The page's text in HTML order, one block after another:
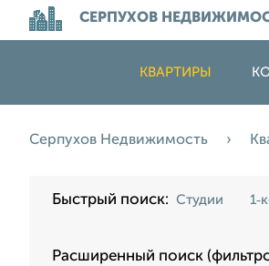
СЕРПУХОВ
КВАРТИРЫ
Серпухов Недвижимость
Быстрый поиск: Студии
Расширенный поиск